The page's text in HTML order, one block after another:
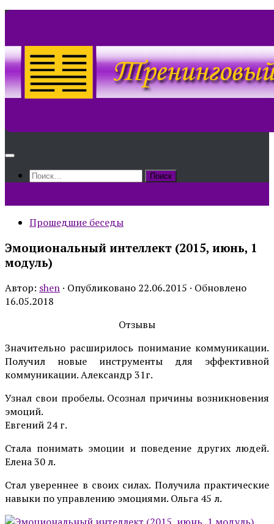
Skip
content
Найти:
Прошедшие беседы
Эмоциональный интеллект (2015, июнь, 1
модуль)
Автор: shen · Опубликовано 22.06.2015 · Обновлено
16.05.2018
Отзывы
Значительно расширилось понимание коммуникации.
Получил новые инструменты для эффективной
коммуникации. Александр 31г.
Узнал свои пробелы. Осознал причины возникновения
эмоций.
Евгений 24 г.
Стала понимать эмоции и поведение других людей.
Елена 30 л.
Стал увереннее в своих силах. Получила практические
навыки по управлению эмоциями. Ольга 45 л.